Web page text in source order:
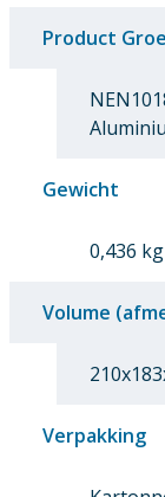
Product
Gewicht
0,436 kg
Volume
Verpakking